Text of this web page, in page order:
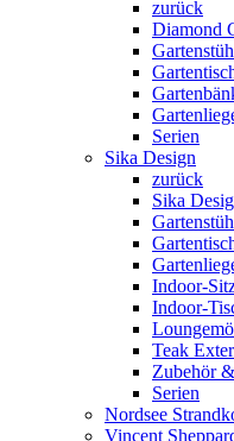
zurück
Diamond
Serien
Sika Design
zurück
Sika
Indoor-
Indoor-
Teak
Zubehör
Serien
Nordsee
Vincent